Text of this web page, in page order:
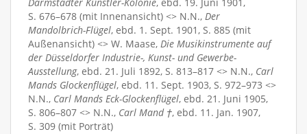
S. 676–678 (mit Innenansicht) <> N.N., Der
Mandolbrich-Flügel, ebd. 1. Sept. 1901, S. 885 (mit
Außenansicht) <> W. Maase, Die Musikinstrumente auf
der Düsseldorfer Industrie-, Kunst- und Gewerbe-
Ausstellung, ebd. 21. Juli 1892, S. 813–817 <> N.N., Carl
Mands Glockenflügel, ebd. 11. Sept. 1903, S. 972–973 <>
N.N., Carl Mands Eck-Glockenflügel, ebd. 21. Juni 1905,
S. 806–807 <> N.N., Carl Mand †, ebd. 11. Jan. 1907,
S. 309 (mit Porträt)